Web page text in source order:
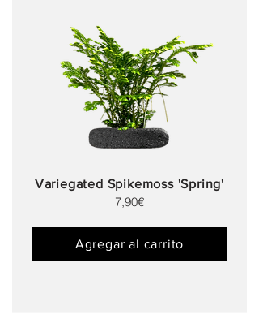
Variegated Spikemoss 'Spring'
7,90€
Agregar al carrito